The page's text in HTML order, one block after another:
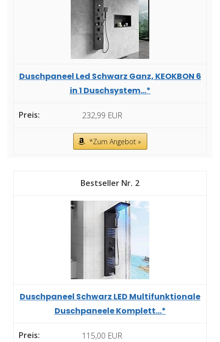
Duschpaneel Led Schwarz Ganz, KEOKBON 6
in 1 Duschsystem...*
232,99 EUR
*Zum Angebot »
2
Duschpaneel Schwarz LED Multifunktionale
Duschpaneele Komplett...*
115,00 EUR